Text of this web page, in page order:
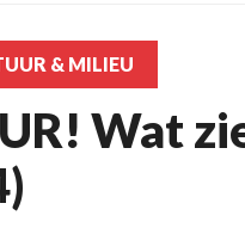
& MILIEU
Wat